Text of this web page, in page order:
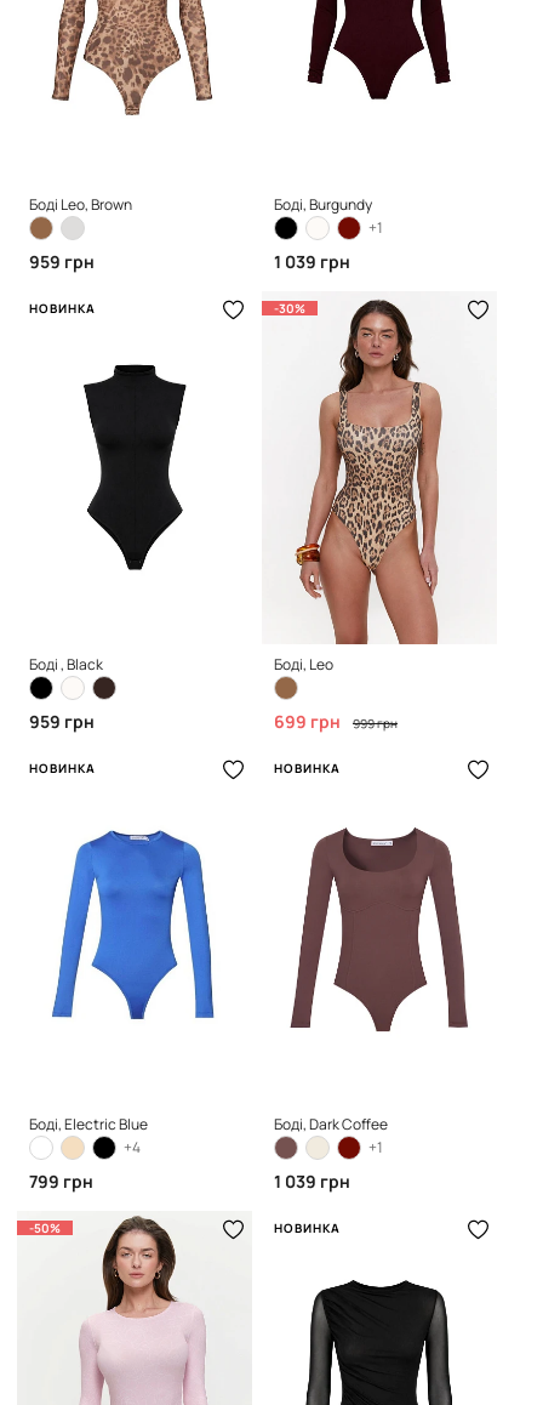
Боді Leo, Brown
959 грн
Боді, Burgundy
+1
1 039 грн
НОВИНКА
Боді , Black
959 грн
-30%
Боді, Leo
699 грн 999 грн
НОВИНКА
Боді, Electric Blue
+4
799 грн
НОВИНКА
Боді, Dark Coffee
+1
1 039 грн
-50% НОВИНКА